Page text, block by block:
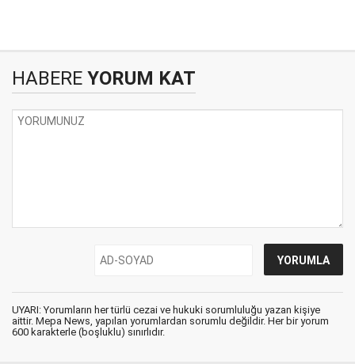
HABERE YORUM KAT
UYARI: Yorumların her türlü cezai ve hukuki sorumluluğu yazan kişiye
aittir. Mepa News, yapılan yorumlardan sorumlu değildir. Her bir yorum
600 karakterle (boşluklu) sınırlıdır.